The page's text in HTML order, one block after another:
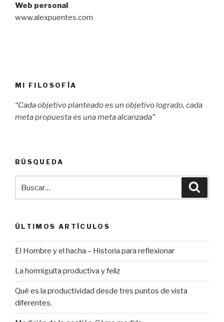
Web personal
www.alexpuentes.com
MI FILOSOFÍA
“Cada objetivo planteado es un objetivo logrado, cada
meta propuesta es una meta alcanzada”
BÚSQUEDA
ÚLTIMOS ARTÍCULOS
El Hombre y el hacha – Historia para reflexionar
La hormiguita productiva y feliz
Qué es la productividad desde tres puntos de vista
diferentes.